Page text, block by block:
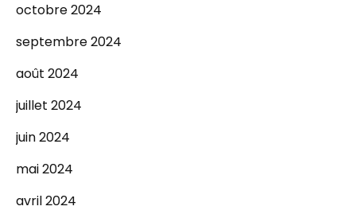
octobre 2024
septembre 2024
août 2024
juillet 2024
juin 2024
mai 2024
avril 2024